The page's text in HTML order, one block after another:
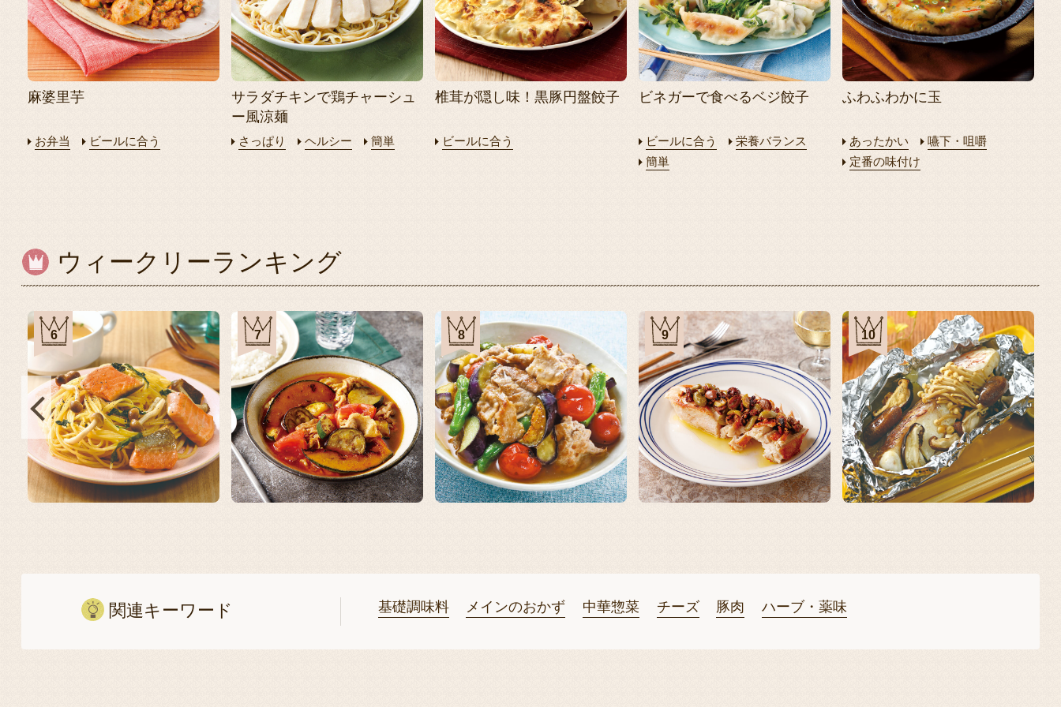
麻婆里芋
お弁当 ビールに合う
サラダチキンで鶏チャーシュ
ー風涼麺
さっぱり ヘルシー 簡単
椎茸が隠し味！黒豚円盤餃子
ビールに合う
ビネガーで食べるベジ餃子
ビールに合う
栄養バランス
簡単
ふわふわかに玉
あったかい
嚥下・咀嚼
定番の味付け
ウィークリーランキング
6 7 8 9 10
関連キーワード 基礎調味料 メインのおかず 中華惣菜 チーズ 豚肉 ハーブ・薬味